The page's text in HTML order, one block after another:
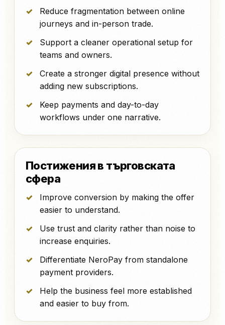
Reduce fragmentation between online
journeys and in-person trade.
Support a cleaner operational setup for
teams and owners.
Create a stronger digital presence without
adding new subscriptions.
Keep payments and day-to-day
workflows under one narrative.
Постижения в търговската
сфера
Improve conversion by making the offer
easier to understand.
Use trust and clarity rather than noise to
increase enquiries.
Differentiate NeroPay from standalone
payment providers.
Help the business feel more established
and easier to buy from.